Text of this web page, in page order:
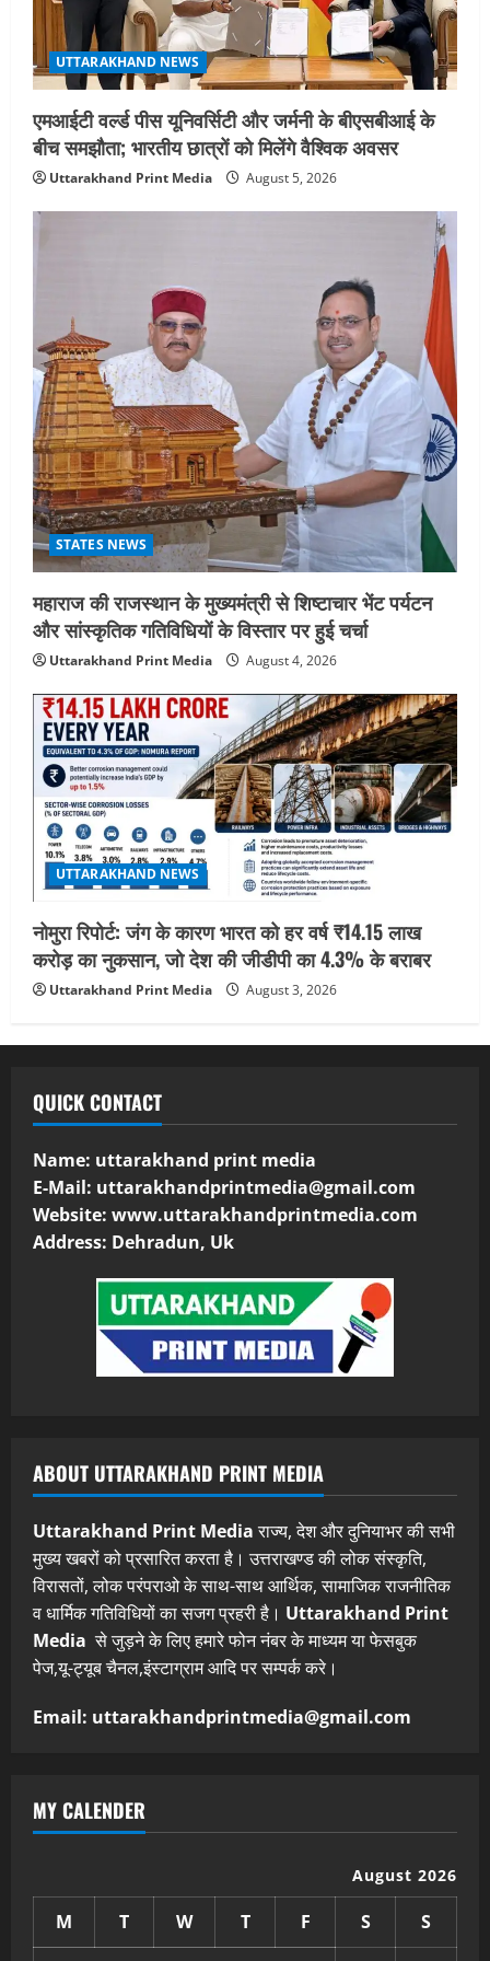
August 2, 2026
UTTARAKHAND NEWS
एमआईटी वर्ल्ड पीस यूनिवर्सिटी और जर्मनी के बीएसबीआई के
बीच समझौता; भारतीय छात्रों को मिलेंगे वैश्विक अवसर
Uttarakhand Print Media August 5, 2026
STATES NEWS
महाराज की राजस्थान के मुख्यमंत्री से शिष्टाचार भेंट पर्यटन
और सांस्कृतिक गतिविधियों के विस्तार पर हुई चर्चा
Uttarakhand Print Media August 4, 2026
UTTARAKHAND NEWS
नोमुरा रिपोर्ट: जंग के कारण भारत को हर वर्ष ₹14.15 लाख
करोड़ का नुकसान, जो देश की जीडीपी का 4.3% के बराबर
Uttarakhand Print Media August 3, 2026
QUICK CONTACT
Name: uttarakhand print media
E-Mail: uttarakhandprintmedia@gmail.com
Website: www.uttarakhandprintmedia.com
Address: Dehradun, Uk
ABOUT UTTARAKHAND PRINT MEDIA
Uttarakhand Print Mediaराज्य, देश और दुनियाभर की सभी
मुख्य खबरों को प्रसारित करता है। उत्तराखण्ड की लोक संस्कृति,
विरासतों, लोक परंपराओ के साथ-साथ आर्थिक, सामाजिक राजनीतिक
व धार्मिक गतिविधियों का सजग प्रहरी है। Uttarakhand Print
Media से जुड़ने के लिए हमारे फोन नंबर के माध्यम या फेसबुक
पेज,यू-ट्यूब चैनल,इंस्टाग्राम आदि पर सम्पर्क करे।
Email: uttarakhandprintmedia@gmail.com
MY CALENDER
August 2026
M T W T F S
S